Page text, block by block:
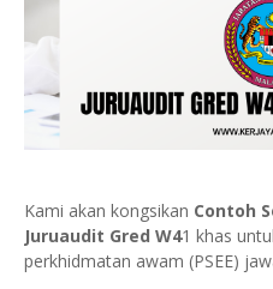
Kami akan kongsikan Contoh
Juruaudit Gred W41 khas
perkhidmatan awam (PSEE)